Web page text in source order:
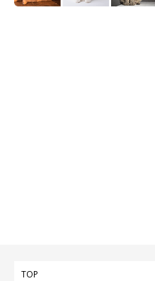
TOP